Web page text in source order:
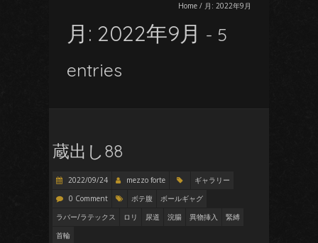
Home / 月: 2022年9月
月: 2022年9月 - 5
entries
蔵出し88
2022/09/24 mezzo forte
ギャラリー
0 Comment
ボテ腹
ボールギャグ
ラバー/ラテックス
ロリ 尿道 浣腸 異物挿入
緊縛
首輪